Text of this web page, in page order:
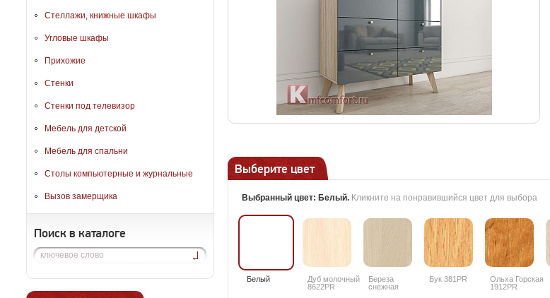
Стеллажи, книжные шкафы
Угловые шкафы
Прихожие
Стенки
Стенки под телевизор
Мебель для детской
Мебель для спальни
Столы компьютерные и журнальные
Вызов замерщика
Поиск в каталоге
Выберите цвет
Выбранный цвет: Белый. Кликните на понравившийся цвет для выбора
Белый
Дуб молочный
8622PR
Береза
снежная
Бук 381PR
Ольха Горская
1912PR